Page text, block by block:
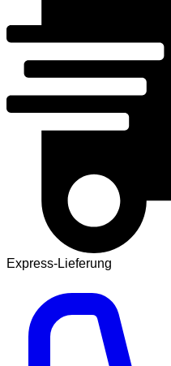
Express-Lieferung